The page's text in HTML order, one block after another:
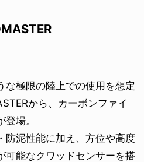
な極限の陸上での使用を想定
から、カーボンファイ
場。
防泥性能に加え、方位や高度
可能なクワッドセンサーを搭